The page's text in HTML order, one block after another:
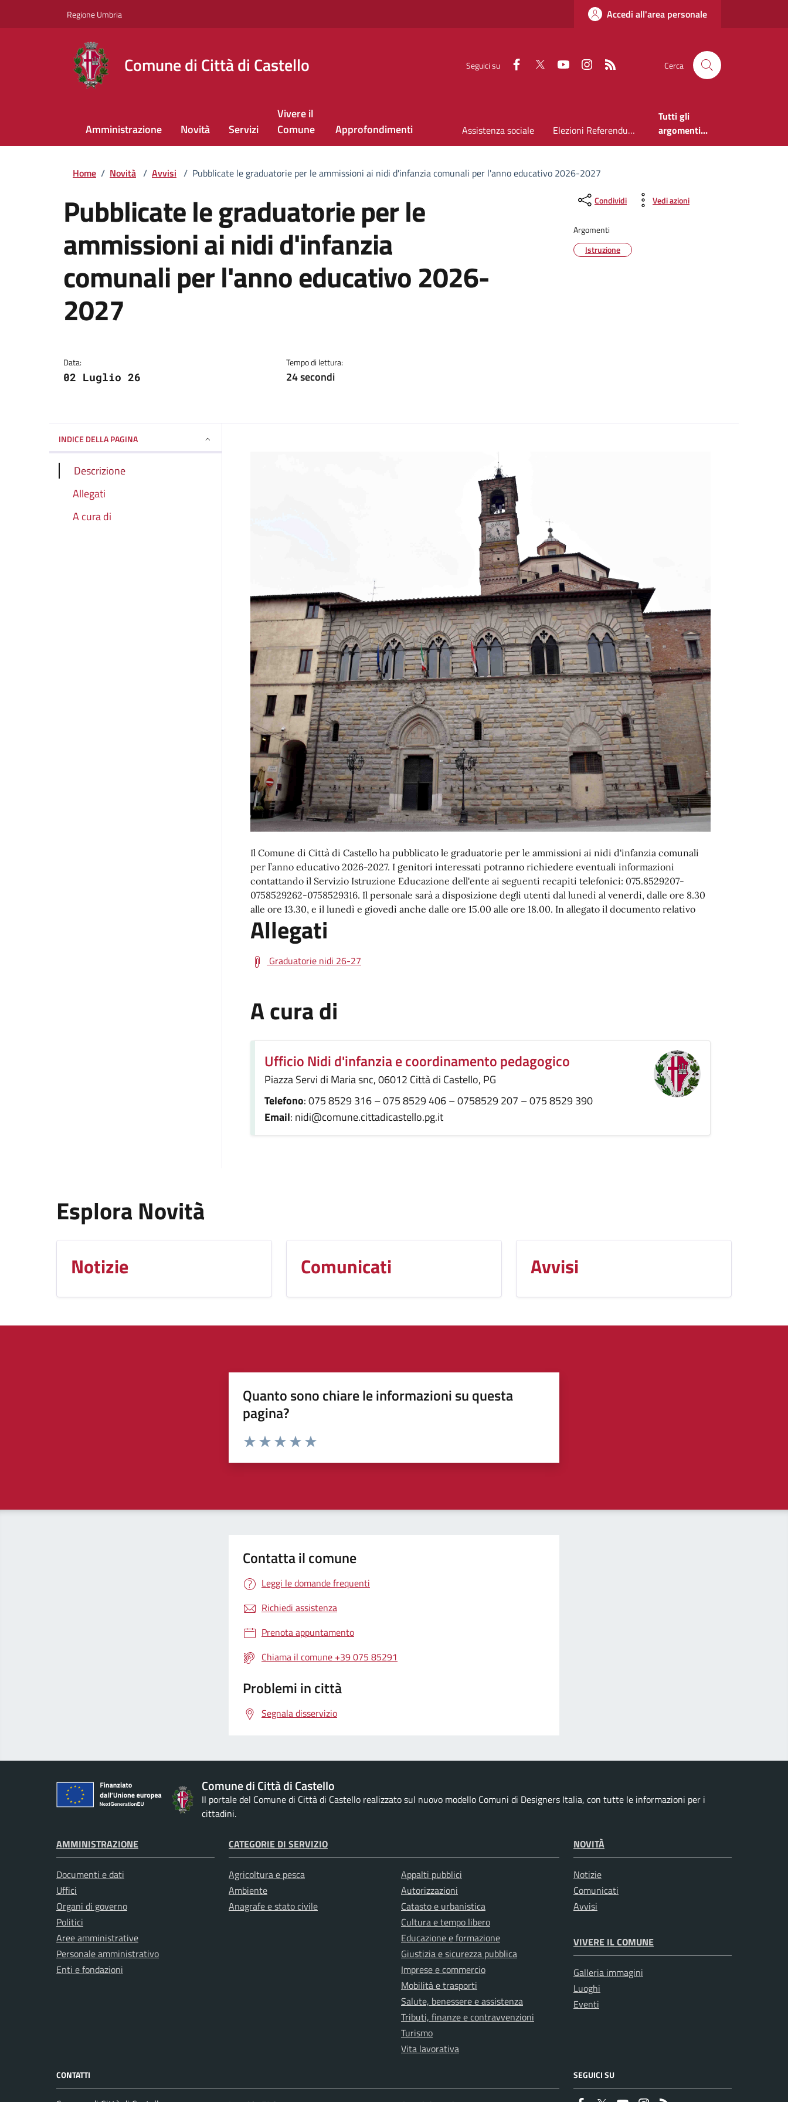
Regione Umbria Accedi all'area personale
Comune di Città di Castello Seguici su Faceboook
Twitter YoutubeInstagram Cerca
Amministrazione Novità Servizi
Vivere il
Comune
Approfondimenti Assistenza sociale Elezioni Referendum 2026
Tutti gli
argomenti...
Home / Novità / Avvisi / Pubblicate le graduatorie per le ammissioni ai nidi d'infanzia comunali per l'anno educativo 2026-2027
Pubblicate le graduatorie per le
ammissioni ai nidi d'infanzia
comunali per l'anno educativo 2026-
2027
Data:
02 Luglio 26
Tempo di lettura:
24 secondi
Condividi Vedi azioni
Argomenti
Istruzione
INDICE DELLA PAGINA
Descrizione
Allegati
A cura di
Il Comune di Città di Castello ha pubblicato le graduatorie per le ammissioni ai nidi d'infanzia comunali
per l’anno educativo 2026-2027. I genitori interessati potranno richiedere eventuali informazioni
contattando il Servizio Istruzione Educazione dell'ente ai seguenti recapiti telefonici: 075.8529207-
0758529262-0758529316. Il personale sarà a disposizione degli utenti dal lunedì al venerdì, dalle ore 8.30
alle ore 13.30, e il lunedì e giovedì anche dalle ore 15.00 alle ore 18.00. In allegato il documento relativo
Allegati
Graduatorie nidi 26-27
A cura di
Ufficio Nidi d'infanzia e coordinamento pedagogico
Piazza Servi di Maria snc, 06012 Città di Castello, PG
Telefono: 075 8529 316 – 075 8529 406 – 0758529 207 – 075 8529 390
Email: nidi@comune.cittadicastello.pg.it
Esplora Novità
Notizie Comunicati Avvisi
Quanto sono chiare le informazioni su questa
pagina?
Valuta da 1 a 5 stelle la pagina
Contatta il comune
Leggi le domande frequenti
Richiedi assistenza
Prenota appuntamento
Chiama il comune +39 075 85291
Problemi in città
Segnala disservizio
Comune di Città di Castello
Il portale del Comune di Città di Castello realizzato sul nuovo modello Comuni di Designers Italia, con tutte le informazioni per i
cittadini.
AMMINISTRAZIONE
Documenti e dati
Uffici
Organi di governo
Politici
Aree amministrative
Personale amministrativo
Enti e fondazioni
CATEGORIE DI SERVIZIO
Agricoltura e pesca
Ambiente
Anagrafe e stato civile
Appalti pubblici
Autorizzazioni
Catasto e urbanistica
Cultura e tempo libero
Educazione e formazione
Giustizia e sicurezza pubblica
Imprese e commercio
Mobilità e trasporti
Salute, benessere e assistenza
Tributi, finanze e contravvenzioni
Turismo
Vita lavorativa
NOVITÀ
Notizie
Comunicati
Avvisi
VIVERE IL COMUNE
Galleria immagini
Luoghi
Eventi
CONTATTI SEGUICI SU